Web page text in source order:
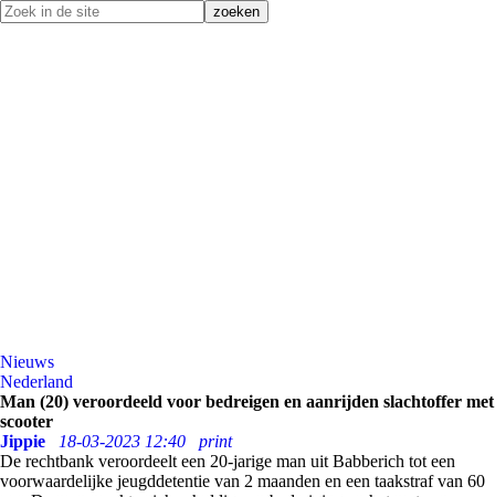
Nieuws
Nederland
Man (20) veroordeeld voor bedreigen en aanrijden slachtoffer met
scooter
Jippie
18-03-2023 12:40
print
De rechtbank veroordeelt een 20-jarige man uit Babberich tot een
voorwaardelijke jeugddetentie van 2 maanden en een taakstraf van 60